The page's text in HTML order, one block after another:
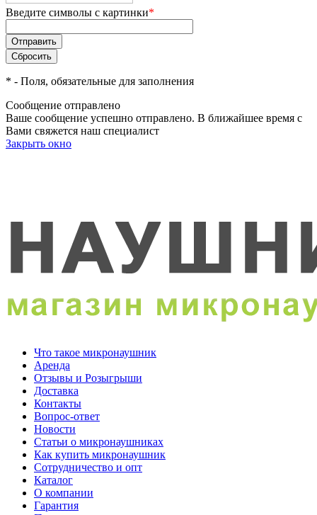
Введите символы с картинки*
* - Поля, обязательные для заполнения
Сообщение отправлено
Ваше сообщение успешно отправлено. В ближайшее время с
Вами свяжется наш специалист
Закрыть окно
Что такое микронаушник
Аренда
Отзывы и Розыгрыши
Доставка
Контакты
Вопрос-ответ
Новости
Статьи о микронаушниках
Как купить микронаушник
Сотрудничество и опт
Каталог
О компании
Гарантия